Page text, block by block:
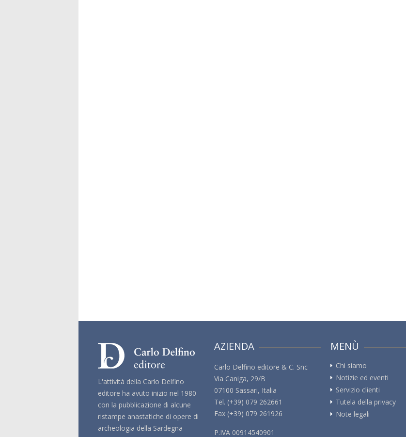
L'attività della Carlo Delfino
editore ha avuto inizio nel 1980
con la pubblicazione di alcune
ristampe anastatiche di opere di
archeologia della Sardegna
AZIENDA
Carlo Delfino editore & C. Snc
Via Caniga, 29/B
07100 Sassari, Italia
Tel. (+39) 079 262661
Fax (+39) 079 261926
P.IVA 00914540901
MENÙ
Chi siamo
Notizie ed eventi
Servizio clienti
Tutela della privacy
Note legali